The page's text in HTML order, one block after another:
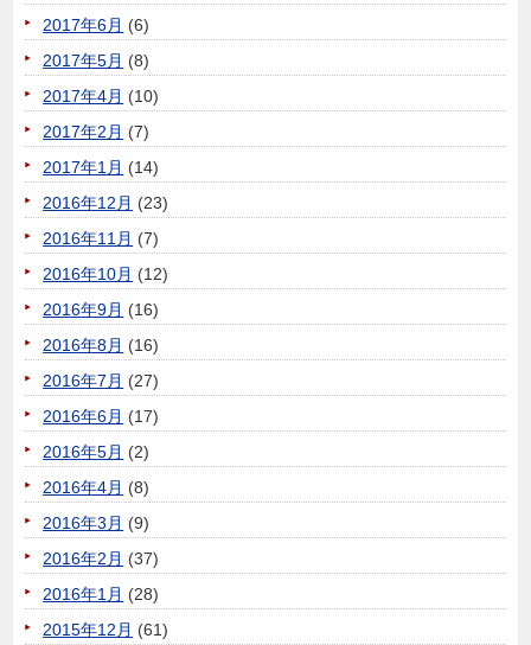
2017年6月 (6)
2017年5月 (8)
2017年4月 (10)
2017年2月 (7)
2017年1月 (14)
2016年12月 (23)
2016年11月 (7)
2016年10月 (12)
2016年9月 (16)
2016年8月 (16)
2016年7月 (27)
2016年6月 (17)
2016年5月 (2)
2016年4月 (8)
2016年3月 (9)
2016年2月 (37)
2016年1月 (28)
2015年12月 (61)